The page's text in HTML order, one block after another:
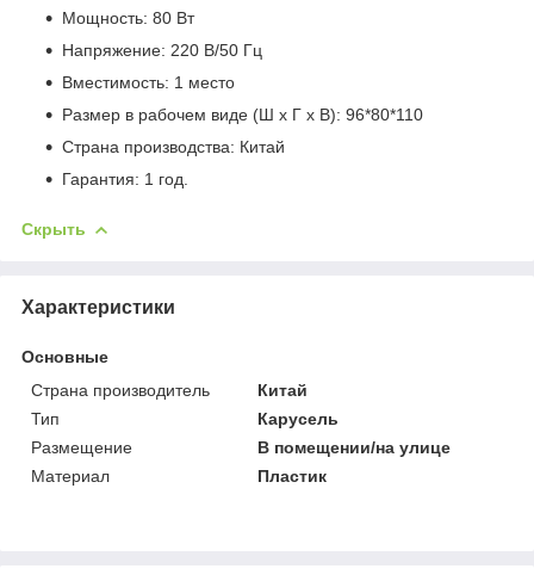
Мощность: 80 Вт
Напряжение: 220 В/50 Гц
Вместимость: 1 место
Размер в рабочем виде (Ш х Г х В): 96*80*110
Страна производства: Китай
Гарантия: 1 год.
Скрыть
Характеристики
Основные
Страна производитель
Китай
Тип
Карусель
Размещение
В помещении/на улице
Материал
Пластик